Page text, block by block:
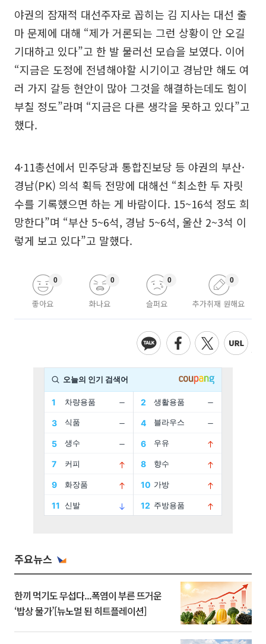
야권의 잠재적 대선주자로 꼽히는 김 지사는 대선 출
마 문제에 대해 “제가 거론되는 그런 상황이 안 오길
기대하고 있다”고 한 발 물러선 모습을 보였다. 이어
“지금은 도정에 전념해야할 시기이고 경남만 해도 여
러 가지 갈등 현안이 많아 그것을 해결하는데도 힘이
부칠 정도”라며 “지금은 다른 생각을 못하고 있다”고
했다.
4·11총선에서 민주당과 통합진보당 등 야권의 부산·
경남(PK) 의석 획득 전망에 대해선 “최소한 두 자릿
수를 기록했으면 하는 게 바람이다. 15~16석 정도 희
망한다”며 “부산 5~6석, 경남 5~6석, 울산 2~3석 이
렇게 보고 있다”고 말했다.
좋아요
0
화나요
0
슬퍼요
0
추가취재 원해요
0
주요뉴스
한끼 먹기도 무섭다...폭염이 부른 뜨거운
‘밥상 물가’[뉴노멀 된 히트플레이션]